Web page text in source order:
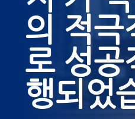
의 적
로 성
행되었